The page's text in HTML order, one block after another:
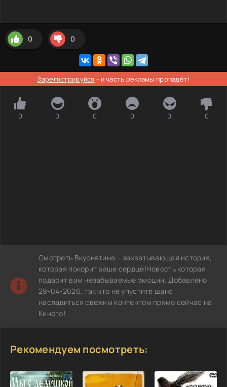
0 0
Зарегистрируйся - и часть рекламы пропадёт!
0 0 0 0 0 0
Смотреть Вкуснятина – захватывающая история,
которая покорит ваше сердце!Новость которая
подарит вам незабываемые эмоции. Добавлено
29-04-2026, так что не упустите шанс
насладиться свежим контентом прямо сейчас на
Киного!
Рекомендуем посмотреть: